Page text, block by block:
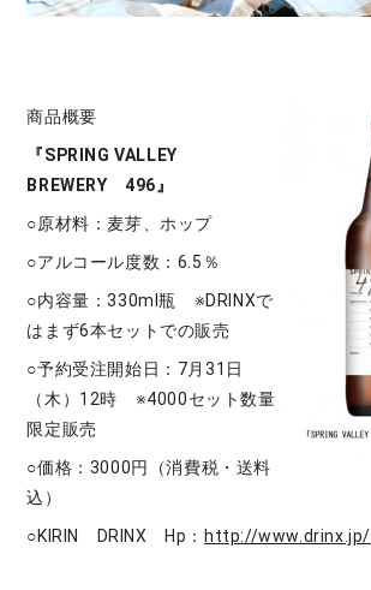
商品概要
『SPRING VALLEY
BREWERY 496』
○原材料：麦芽、ホップ
○アルコール度数：6.5％
○内容量：330ml瓶 ※DRINXで
はまず6本セットでの販売
○予約受注開始日：7月31日
（木）12時 ※4000セット数量
限定販売
○価格：3000円（消費税・送料
込）
○KIRIN DRINX Hp： http://www.drinx.jp/